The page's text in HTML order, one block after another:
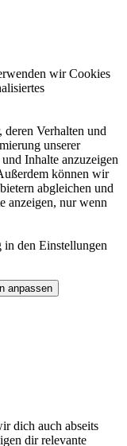
wir Cookies
deren Verhalten und
unserer
Inhalte anzuzeigen
können wir
abgleichen und
anzeigen, nur wenn
den Einstellungen
anpassen
dich auch abseits
dir relevante